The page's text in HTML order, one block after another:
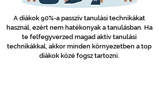
A diákok 90%-a passzív tanulási technikákat
használ, ezért nem hatékonyak a tanulásban. Ha
te felfegyverzed magad aktív tanulási
technikákkal, akkor minden környezetben a top
diákok közé fogsz tartozni.